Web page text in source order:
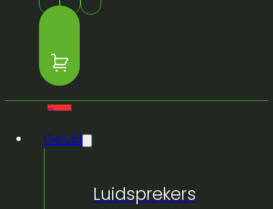
0
producten
Geluid
Luidsprekers